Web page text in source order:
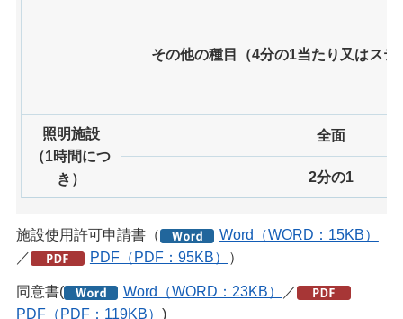
その他の種目（4分の1当たり又はステ
照明施設
（1時間につ
き）
全面
2分の1
施設使用許可申請書（
Word（WORD：15KB）
／
PDF（PDF：95KB） ）
同意書( Word（WORD：23KB）
／
PDF（PDF：119KB） )